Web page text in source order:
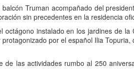
Truman acompañado del
sin precedentes en la residencia
instalado en los jardines de
por el español Ilia
las actividades rumbo al 250